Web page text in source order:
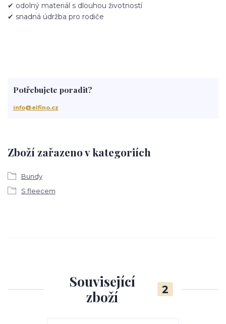
✔ odolný materiál s dlouhou životností
✔ snadná údržba pro rodiče
Zboží zařazeno v kategoriích
Bundy
S fleecem
Potřebujete poradit?
info@elfino.cz
Související
zboží
2